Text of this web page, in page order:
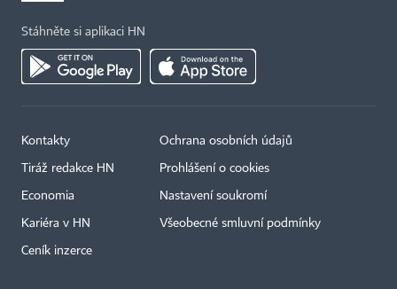
Stáhněte si aplikaci HN
Kontakty
Tiráž redakce HN
Economia
Kariéra v HN
Ceník inzerce
Ochrana osobních údajů
Prohlášení o cookies
Nastavení soukromí
Všeobecné smluvní podmínky